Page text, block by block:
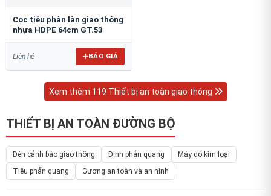
Cọc tiêu phân làn giao thông
nhựa HDPE 64cm GT.53
Liên hệ BÁO GIÁ
Xem thêm 119 Thiết bị an toàn giao thông
THIẾT BỊ AN TOÀN ĐƯỜNG BỘ
Đèn cảnh báo giao thông Đinh phản quang
Máy dò kim loại
Tiêu phản quang
Gương an toàn và an ninh